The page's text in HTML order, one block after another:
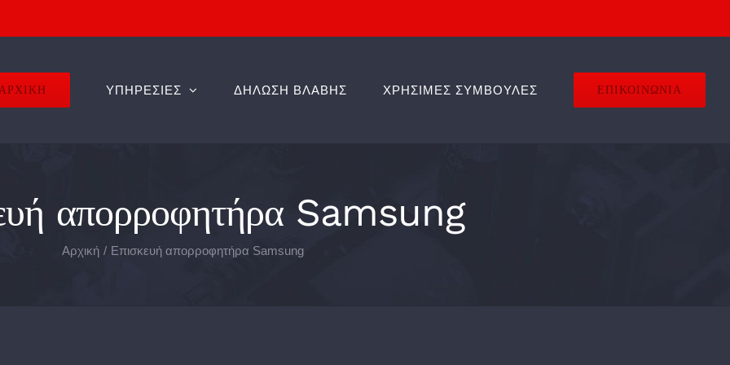
ΑΡΧΙΚΗ ΥΠΗΡΕΣΙΕΣ ΔΗΛΩΣΗ ΒΛΑΒΗΣ ΧΡΗΣΙΜΕΣ ΣΥΜΒΟΥΛΕΣ ΕΠΙΚΟΙΝΩΝΙΑ
απορροφητήρα Samsung
Αρχική Επισκευή απορροφητήρα Samsung